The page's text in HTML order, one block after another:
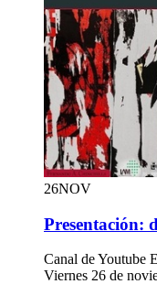
26NOV
Presentación:
Canal de Youtube
Viernes 26 de